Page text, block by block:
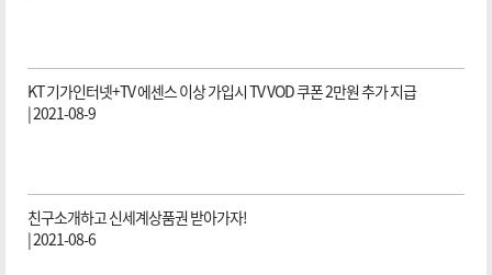
KT 기가인터넷+TV 에센스 이상 가입시 TV VOD 쿠폰 2만원 추가 지급
| 2021-08-9
친구소개하고 신세계상품권 받아가자!
| 2021-08-6